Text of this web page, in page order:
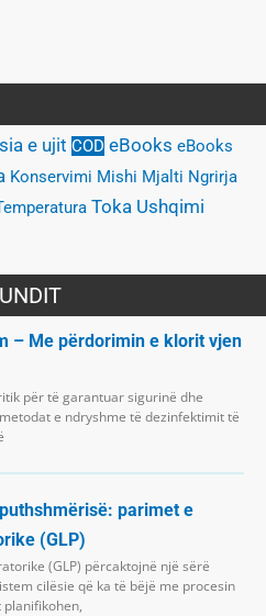
e ujit COD eBooks eBooks
Konservimi Mishi Mjalti Ngrirja
Toka Ushqimi
– Me përdorimin e klorit vjen
për të garantuar sigurinë dhe
e ndryshme të dezinfektimit të
parimet e
(GLP)
(GLP) përcaktojnë një sërë
cilësie që ka të bëjë me procesin